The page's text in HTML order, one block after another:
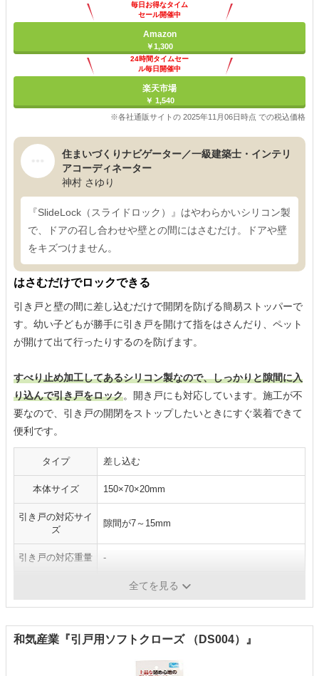
毎日お得なタイム
セール開催中
Amazon
￥1,300
24時間タイムセー
ル毎日開催中
楽天市場
￥ 1,540
※各社通販サイトの 2025年11月06日時点 での税込価格
住まいづくりナビゲーター／一級建築士・インテリ
アコーディネーター
神村 さゆり
『SlideLock（スライドロック）』はやわらかいシリコン製
で、ドアの召し合わせや壁との間にはさむだけ。ドアや壁
をキズつけません。
はさむだけでロックできる
引き戸と壁の間に差し込むだけで開閉を防げる簡易ストッパーで
す。幼い子どもが勝手に引き戸を開けて指をはさんだり、ペット
が開けて出て行ったりするのを防げます。
すべり止め加工してあるシリコン製なので、しっかりと隙間に入
り込んで引き戸をロック。開き戸にも対応しています。施工が不
要なので、引き戸の開閉をストップしたいときにすぐ装着できて
便利です。
タイプ 差し込む
本体サイズ 150×70×20mm
引き戸の対応サイ
ズ
隙間が7～15mm
引き戸の対応重量 -
全てを見る
和気産業『引戸用ソフトクローズ （DS004）』